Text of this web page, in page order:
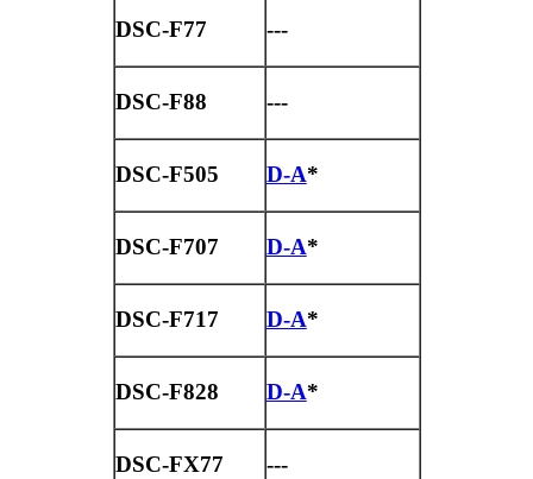
DSC-F77 ---
DSC-F88 ---
DSC-F505 D-A*
DSC-F707 D-A*
DSC-F717 D-A*
DSC-F828 D-A*
DSC-FX77 ---